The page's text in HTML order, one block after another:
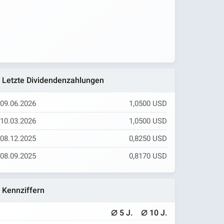
Letzte Dividendenzahlungen
09.06.2026
1,0500 USD
10.03.2026
1,0500 USD
08.12.2025
0,8250 USD
08.09.2025
0,8170 USD
Kennziffern
⌀ 5 J. ⌀ 10 J.